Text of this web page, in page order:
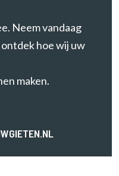
Neem vandaag
hoe wij uw
maken.